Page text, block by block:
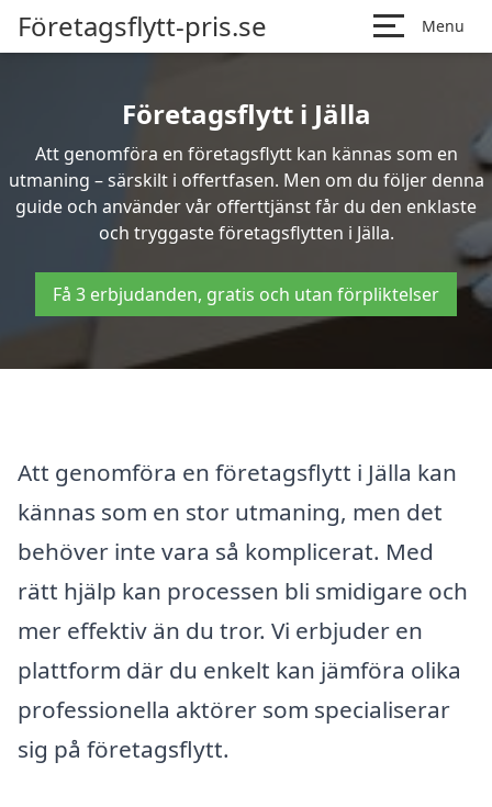
Företagsflytt-pris.se Menu
Företagsflytt i Jälla
Att genomföra en företagsflytt kan kännas som en
utmaning – särskilt i offertfasen. Men om du följer denna
guide och använder vår offerttjänst får du den enklaste
och tryggaste företagsflytten i Jälla.
Få 3 erbjudanden, gratis och utan förpliktelser
Att genomföra en företagsflytt i Jälla kan
kännas som en stor utmaning, men det
behöver inte vara så komplicerat. Med
rätt hjälp kan processen bli smidigare och
mer effektiv än du tror. Vi erbjuder en
plattform där du enkelt kan jämföra olika
professionella aktörer som specialiserar
sig på företagsflytt.